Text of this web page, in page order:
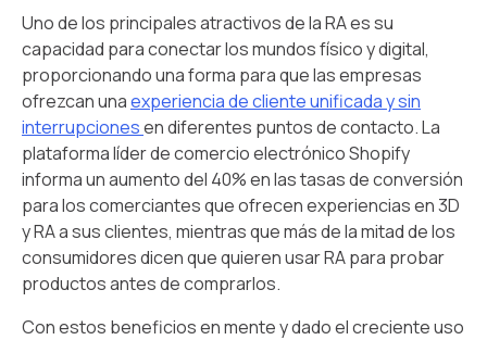
Uno de los principales atractivos de la RA es su
capacidad para conectar los mundos físico y digital,
proporcionando una forma para que las empresas
ofrezcan unaexperiencia de cliente unificada y sin
interrupcionesen diferentes puntos de contacto. La
plataforma líder de comercio electrónico Shopify
informa un aumento del 40% en las tasas de conversión
para los comerciantes que ofrecen experiencias en 3D
y RA a sus clientes, mientras que más de la mitad de los
consumidores dicen que quieren usar RA para probar
productos antes de comprarlos.
Con estos beneficios en mente y dado el creciente uso